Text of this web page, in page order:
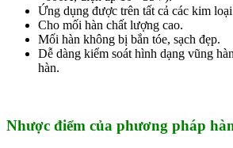
Ứng dụng được trên tất cả các kim
Cho mối hàn chất lượng cao.
Mối hàn không bị bắn tóe, sạch đẹp.
Dễ dàng kiểm soát hình dạng vũng
hàn.
Nhược điểm của phương pháp